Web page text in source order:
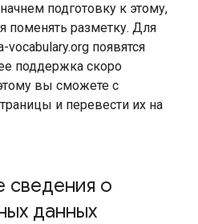
подготовку к этому,
поменять разметку. Для
vocabulary.org появятся
поддержка скоро
вы сможете с
и перевести их на
сведения о
данных